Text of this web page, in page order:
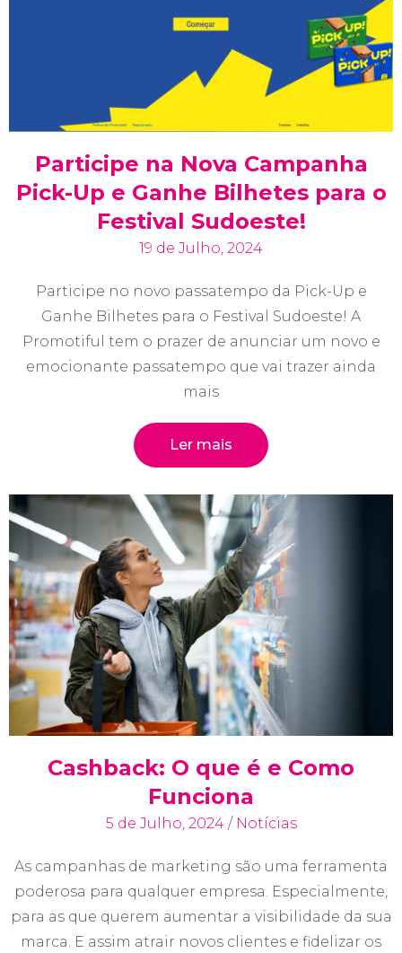
Participe na Nova Campanha
Pick-Up e Ganhe Bilhetes para o
Festival Sudoeste!
19 de Julho, 2024
Participe no novo passatempo da Pick-Up e
Ganhe Bilhetes para o Festival Sudoeste! A
Promotiful tem o prazer de anunciar um novo e
emocionante passatempo que vai trazer ainda
mais
Ler mais
Cashback: O que é e Como
Funciona
5 de Julho, 2024 / Notícias
As campanhas de marketing são uma ferramenta
poderosa para qualquer empresa. Especialmente,
para as que querem aumentar a visibilidade da sua
marca. E assim atrair novos clientes e fidelizar os